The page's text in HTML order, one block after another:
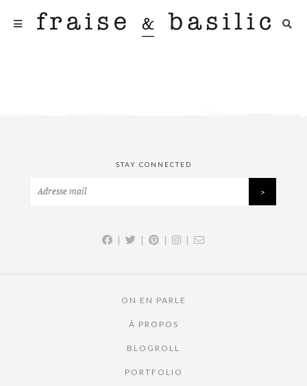
STAY CONNECTED
| | | |
ON EN PARLE
À PROPOS
BLOGROLL
PORTFOLIO